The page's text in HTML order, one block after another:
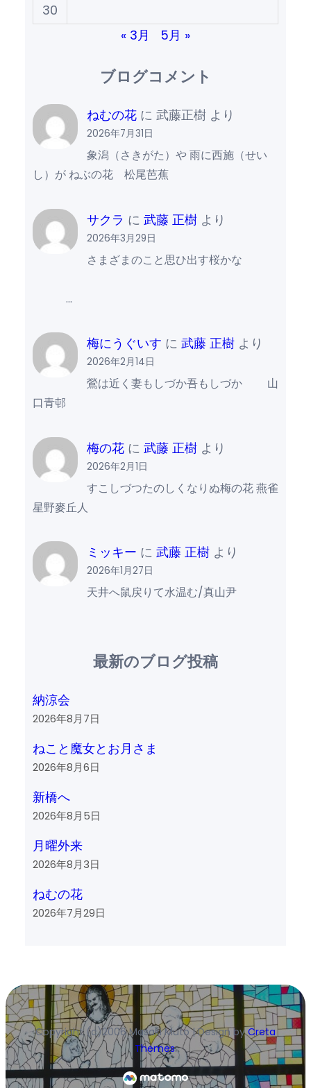
30
« 3月
5月 »
ブログコメント
ねむの花 に武藤正樹 より
2026年7月31日
象潟（さきがた）や 雨に西施（せい
し）が ねぶの花 松尾芭蕉
サクラ に武藤 正樹 より
2026年3月29日
さまざまのこと思ひ出す桜かな
…
梅にうぐいす に武藤 正樹 より
2026年2月14日
鶯は近く妻もしづか吾もしづか 山
口青邨
梅の花 に武藤 正樹 より
2026年2月1日
すこしづつたのしくなりぬ梅の花 燕雀
星野麥丘人
ミッキー に武藤 正樹 より
2026年1月27日
天井へ鼠戻りて水温む/真山尹
最新のブログ投稿
納涼会
2026年8月7日
ねこと魔女とお月さま
2026年8月6日
新橋へ
2026年8月5日
月曜外来
2026年8月3日
ねむの花
2026年7月29日
Copyright (c)2006 Masaki Muto | Design byCreta
Themes.